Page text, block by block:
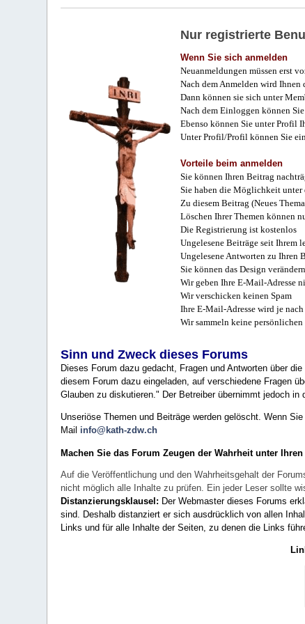
Nur registrierte
Wenn Sie sich anmelden
Neuanmeldungen müssen erst
Nach dem Anmelden wird Ihnen
Dann können sie sich unter
Nach dem Einloggen können
Ebenso können Sie unter Profil
Unter Profil/Profil können Sie
Vorteile beim anmelden
Sie können Ihren Beitrag
Sie haben die Möglichkeit unter
Zu diesem Beitrag (Neues
Löschen Ihrer Themen können
Die Registrierung ist kostenlos
Ungelesene Beiträge seit Ihrem
Ungelesene Antworten zu Ihren
Sie können das Design
Wir geben Ihre E-Mail-Adresse
Wir verschicken keinen Spam
Ihre E-Mail-Adresse wird je
Wir sammeln keine
Sinn und Zweck dieses Forums
Dieses Forum dazu gedacht, Fragen und Antworten über
diesem Forum dazu eingeladen, auf verschiedene Fragen
Glauben zu diskutieren." Der Betreiber übernimmt jedoch
Unseriöse Themen und Beiträge werden gelöscht. Wenn
Mail info@kath-zdw.ch
Machen Sie das Forum Zeugen der Wahrheit unter
Auf die Veröffentlichung und den Wahrheitsgehalt der
nicht möglich alle Inhalte zu prüfen. Ein jeder Leser sollte
Distanzierungsklausel: Der Webmaster dieses Forums
sind. Deshalb distanziert er sich ausdrücklich von allen
Links und für alle Inhalte der Seiten, zu denen die Links